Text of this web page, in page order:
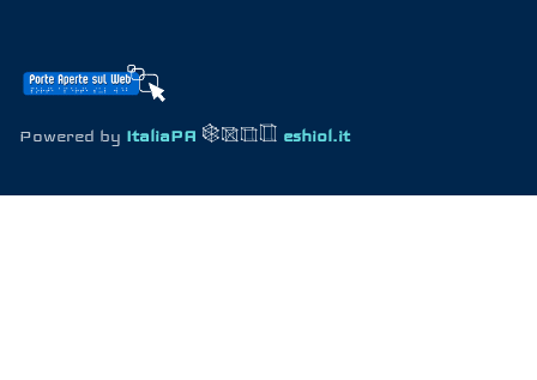
Powered by ItaliaPA eshiol.it